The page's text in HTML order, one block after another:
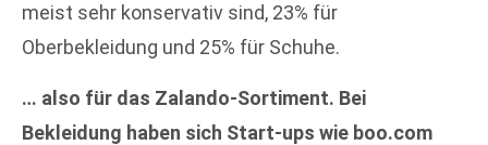
meist sehr konservativ sind, 23% für
Oberbekleidung und 25% für Schuhe.
… also für das Zalando-Sortiment. Bei
Bekleidung haben sich Start-ups wie boo.com